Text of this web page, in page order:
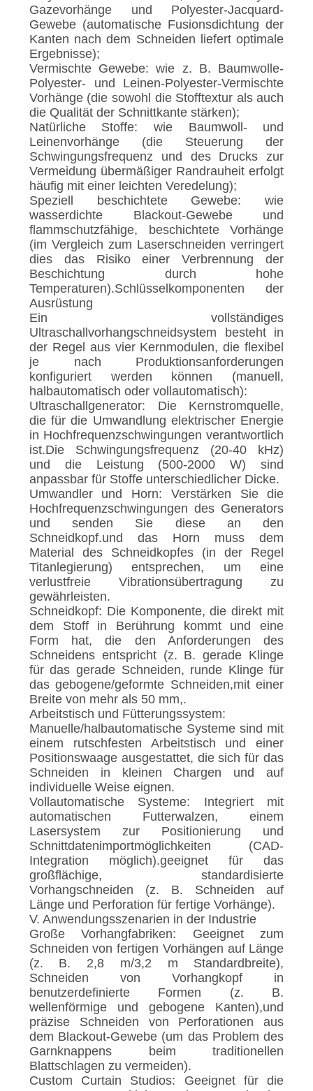
Gazevorhänge und Polyester-Jacquard-
Gewebe (automatische Fusionsdichtung der
Kanten nach dem Schneiden liefert optimale
Ergebnisse);
Vermischte Gewebe: wie z. B. Baumwolle-
Polyester- und Leinen-Polyester-Vermischte
Vorhänge (die sowohl die Stofftextur als auch
die Qualität der Schnittkante stärken);
Natürliche Stoffe: wie Baumwoll- und
Leinenvorhänge (die Steuerung der
Schwingungsfrequenz und des Drucks zur
Vermeidung übermäßiger Randrauheit erfolgt
häufig mit einer leichten Veredelung);
Speziell beschichtete Gewebe: wie
wasserdichte Blackout-Gewebe und
flammschutzfähige, beschichtete Vorhänge
(im Vergleich zum Laserschneiden verringert
dies das Risiko einer Verbrennung der
Beschichtung durch hohe
Temperaturen).Schlüsselkomponenten der
Ausrüstung
Ein vollständiges
Ultraschallvorhangschneidsystem besteht in
der Regel aus vier Kernmodulen, die flexibel
je nach Produktionsanforderungen
konfiguriert werden können (manuell,
halbautomatisch oder vollautomatisch):
Ultraschallgenerator: Die Kernstromquelle,
die für die Umwandlung elektrischer Energie
in Hochfrequenzschwingungen verantwortlich
ist.Die Schwingungsfrequenz (20-40 kHz)
und die Leistung (500-2000 W) sind
anpassbar für Stoffe unterschiedlicher Dicke.
Umwandler und Horn: Verstärken Sie die
Hochfrequenzschwingungen des Generators
und senden Sie diese an den
Schneidkopf.und das Horn muss dem
Material des Schneidkopfes (in der Regel
Titanlegierung) entsprechen, um eine
verlustfreie Vibrationsübertragung zu
gewährleisten.
Schneidkopf: Die Komponente, die direkt mit
dem Stoff in Berührung kommt und eine
Form hat, die den Anforderungen des
Schneidens entspricht (z. B. gerade Klinge
für das gerade Schneiden, runde Klinge für
das gebogene/geformte Schneiden,mit einer
Breite von mehr als 50 mm,.
Arbeitstisch und Fütterungssystem:
Manuelle/halbautomatische Systeme sind mit
einem rutschfesten Arbeitstisch und einer
Positionswaage ausgestattet, die sich für das
Schneiden in kleinen Chargen und auf
individuelle Weise eignen.
Vollautomatische Systeme: Integriert mit
automatischen Futterwalzen, einem
Lasersystem zur Positionierung und
Schnittdatenimportmöglichkeiten (CAD-
Integration möglich).geeignet für das
großflächige, standardisierte
Vorhangschneiden (z. B. Schneiden auf
Länge und Perforation für fertige Vorhänge).
V. Anwendungsszenarien in der Industrie
Große Vorhangfabriken: Geeignet zum
Schneiden von fertigen Vorhängen auf Länge
(z. B. 2,8 m/3,2 m Standardbreite),
Schneiden von Vorhangkopf in
benutzerdefinierte Formen (z. B.
wellenförmige und gebogene Kanten),und
präzise Schneiden von Perforationen aus
dem Blackout-Gewebe (um das Problem des
Garnknappens beim traditionellen
Blattschlagen zu vermeiden).
Custom Curtain Studios: Geeignet für die